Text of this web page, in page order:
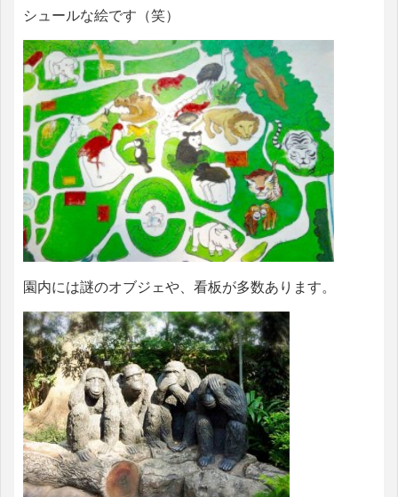
シュールな絵です（笑）
園内には謎のオブジェや、看板が多数あります。